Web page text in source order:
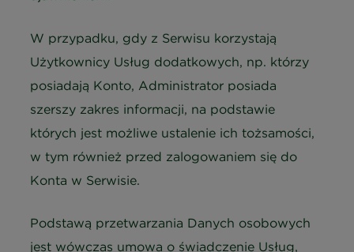
W przypadku, gdy z Serwisu korzystają
Użytkownicy Usług dodatkowych, np. którzy
posiadają Konto, Administrator posiada
szerszy zakres informacji, na podstawie
których jest możliwe ustalenie ich tożsamości,
w tym również przed zalogowaniem się do
Konta w Serwisie.
Podstawą przetwarzania Danych osobowych
jest wówczas umowa o świadczenie Usług,